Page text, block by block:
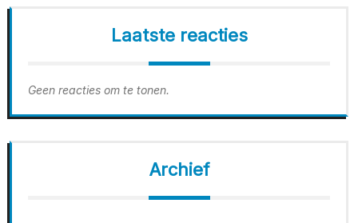
Laatste reacties
Geen reacties om te tonen.
Archief